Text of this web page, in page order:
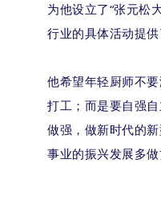
为他设立了“张元松
行业的具体活动提供
他希望年轻厨师不
打工；而是要自强
做强，做新时代的
事业的振兴发展多做